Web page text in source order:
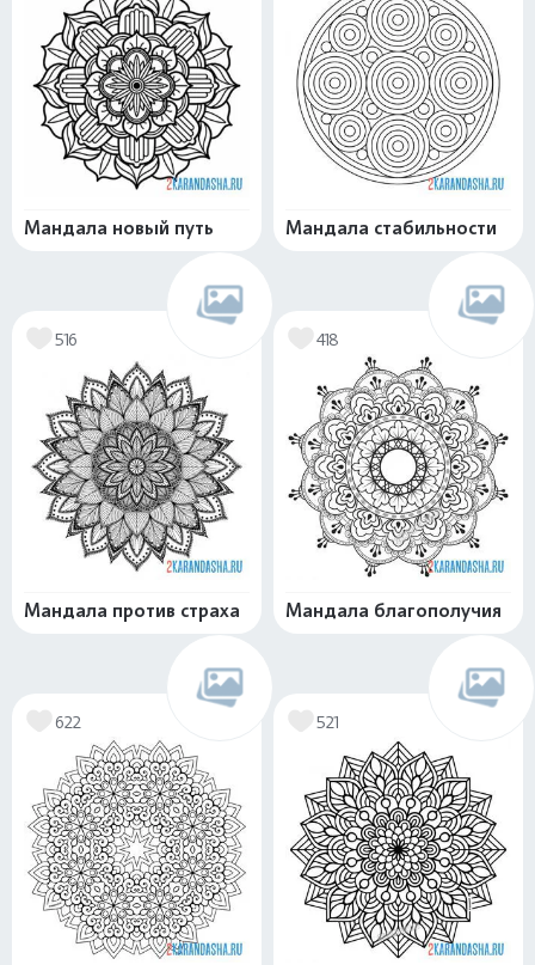
Мандала новый путь Мандала стабильности
516
Мандала против страха
418
Мандала благополучия
622 521